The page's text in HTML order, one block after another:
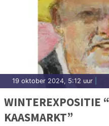
19 oktober 2024, 5:12 uur
WINTEREXPOSITIE
KAASMARKT”